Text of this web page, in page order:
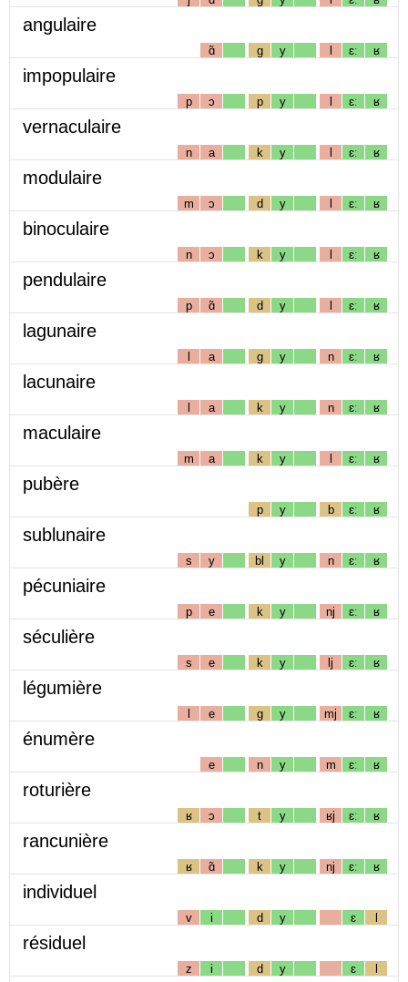
angulaire
ɑ̃ g y l ɛː ʁ
impopulaire
p ɔ p y l ɛː ʁ
vernaculaire
n a k y l ɛː ʁ
modulaire
m ɔ d y l ɛː ʁ
binoculaire
n ɔ k y l ɛː ʁ
pendulaire
p ɑ̃ d y l ɛː ʁ
lagunaire
l a g y n ɛː ʁ
lacunaire
l a k y n ɛː ʁ
maculaire
m a k y l ɛː ʁ
pubère
p y b ɛː ʁ
sublunaire
s y bl y n ɛː ʁ
pécuniaire
p e k y nj ɛː ʁ
séculière
s e k y lj ɛː ʁ
légumière
l e g y mj ɛː ʁ
énumère
e n y m ɛː ʁ
roturière
ʁ ɔ t y ʁj ɛː ʁ
rancunière
ʁ ɑ̃ k y nj ɛː ʁ
individuel
v i d y ɛ l
résiduel
z i d y ɛ l